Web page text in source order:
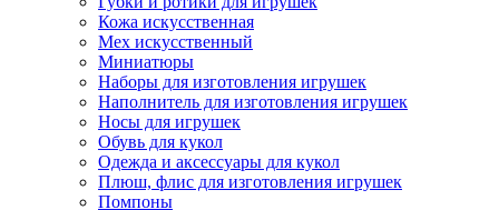
Кожа искусственная
Мех искусственный
Миниатюры
Наборы для изготовления игрушек
Наполнитель для изготовления игрушек
Носы для игрушек
Обувь для кукол
Одежда и аксессуары для кукол
Плюш, флис для изготовления игрушек
Помпоны